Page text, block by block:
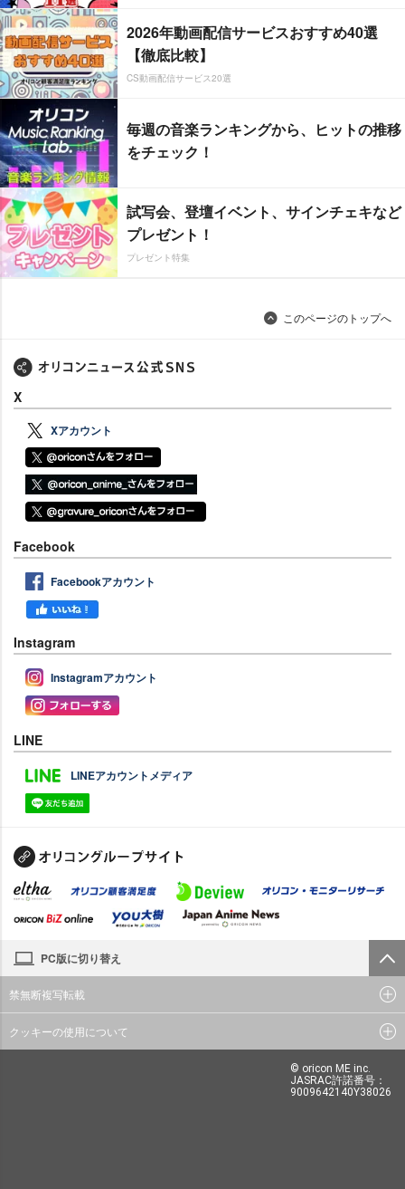
2026年動画配信サービスおすすめ40選
【徹底比較】
CS動画配信サービス20選
毎週の音楽ランキングから、ヒットの推移
をチェック！
試写会、登壇イベント、サインチェキなど
プレゼント！
プレゼント特集
このページのトップへ
X
Xアカウント
Facebook
Facebookアカウント
Instagram
Instagramアカウント
LINE
LINEアカウントメディア
PC版に切り替え
禁無断複写転載
クッキーの使用について
© oricon ME inc.
JASRAC許諾番号：
9009642140Y38026